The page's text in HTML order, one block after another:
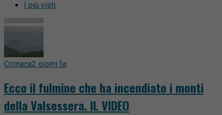
I più visti
Cronaca2 giorni fa
Ecco il fulmine che ha incendiato i monti
della Valsessera. IL VIDEO